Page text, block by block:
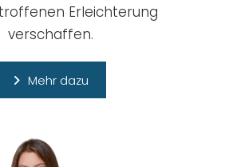
Erleichterung
verschaffen.
Mehr dazu